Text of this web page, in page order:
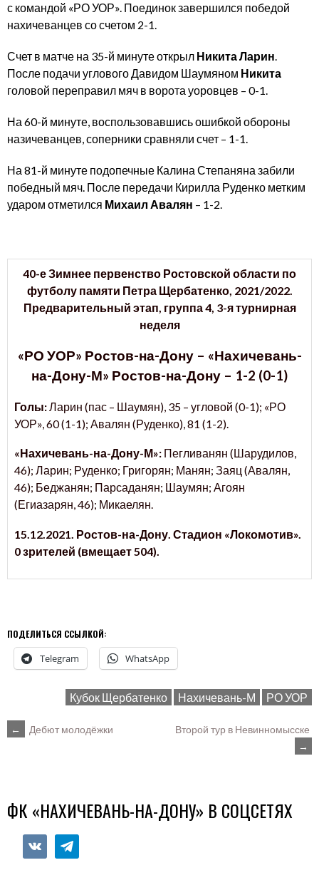
с командой «РО УОР». Поединок завершился победой
нахичеванцев со счетом 2-1.
Счет в матче на 35-й минуте открыл Никита Ларин
После подачи углового Давидом Шаумяном Никита
головой переправил мяч в ворота уоровцев – 0-1.
На 60-й минуте, воспользовавшись ошибкой обороны
назичеванцев, соперники сравняли счет – 1-1.
На 81-й минуте подопечные Калина Степаняна забили
победный мяч. После передачи Кирилла Руденко метким
ударом отметился Михаил Авалян – 1-2.
40-е Зимнее первенство Ростовской области по
футболу памяти Петра Щербатенко, 2021/2022.
Предварительный этап, группа 4, 3-я турнирная
неделя
«РО УОР» Ростов-на-Дону – «Нахичевань-
на-Дону-М» Ростов-на-Дону – 1-2 (0-1)
Голы: Ларин (пас – Шаумян), 35 – угловой (0-1); «РО
УОР», 60 (1-1); Авалян (Руденко), 81 (1-2).
«Нахичевань-на-Дону-М»: Пегливанян (Шарудилов,
46); Ларин; Руденко; Григорян; Манян; Заяц (Авалян,
46); Беджанян; Парсаданян; Шаумян; Агоян
(Егиазарян, 46); Микаелян.
15.12.2021. Ростов-на-Дону. Стадион «Локомотив».
0 зрителей (вмещает 504).
ПОДЕЛИТЬСЯ ССЫЛКОЙ:
Telegram WhatsApp
Кубок Щербатенко Нахичевань-М РО УОР
POST
← Дебют молодёжки
Второй тур в Невинномысске
→
ФК «НАХИЧЕВАНЬ-НА-ДОНУ» В СОЦСЕТЯХ
vkontaktetelegram